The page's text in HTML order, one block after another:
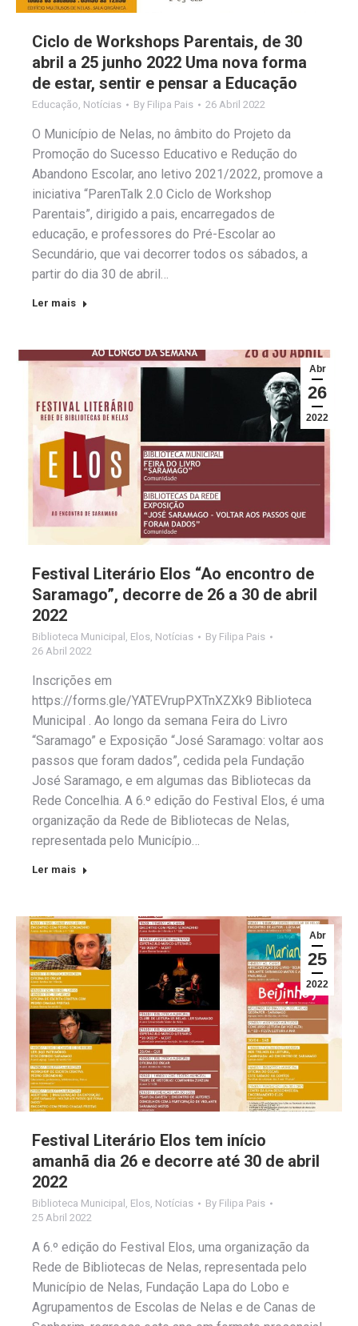
Ciclo de Workshops Parentais, de 30
abril a 25 junho 2022 Uma nova forma
de estar, sentir e pensar a Educação
Educação Notícias By Filipa Pais 26 Abril 2022
O Município de Nelas, no âmbito do Projeto da
Promoção do Sucesso Educativo e Redução do
Abandono Escolar, ano letivo 2021/2022, promove a
iniciativa “ParenTalk 2.0 Ciclo de Workshop
Parentais”, dirigido a pais, encarregados de
educação, e professores do Pré-Escolar ao
Secundário, que vai decorrer todos os sábados, a
partir do dia 30 de abril…
Ler mais
Abr
26
2022
Festival Literário Elos “Ao encontro de
Saramago”, decorre de 26 a 30 de abril
2022
Biblioteca Municipal , Elos, Notícias By Filipa Pais
26 Abril 2022
Inscrições em
https://forms.gle/YATEVrupPXTnXZXk9 Biblioteca
Municipal . Ao longo da semana Feira do Livro
“Saramago” e Exposição “José Saramago: voltar aos
passos que foram dados”, cedida pela Fundação
José Saramago, e em algumas das Bibliotecas da
Rede Concelhia. A 6.º edição do Festival Elos, é uma
organização da Rede de Bibliotecas de Nelas,
representada pelo Município…
Ler mais
Abr
25
2022
Festival Literário Elos tem início
amanhã dia 26 e decorre até 30 de abril
2022
Biblioteca Municipal , Elos, Notícias By Filipa Pais
25 Abril 2022
A 6.º edição do Festival Elos, uma organização da
Rede de Bibliotecas de Nelas, representada pelo
Município de Nelas, Fundação Lapa do Lobo e
Agrupamentos de Escolas de Nelas e de Canas de